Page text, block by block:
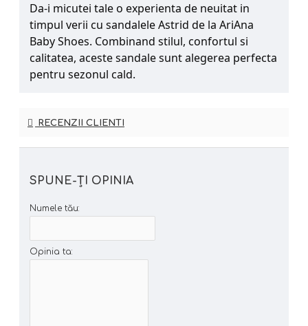
Da-i micutei tale o experienta de neuitat in
timpul verii cu sandalele Astrid de la AriAna
Baby Shoes. Combinand stilul, confortul si
calitatea, aceste sandale sunt alegerea perfecta
pentru sezonul cald.
RECENZII CLIENTI
SPUNE-ŢI OPINIA
Numele tău:
Opinia ta: